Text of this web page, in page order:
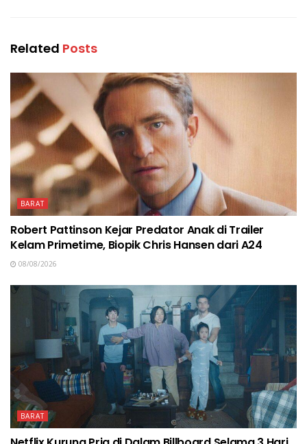
Related Posts
BARAT
Robert Pattinson Kejar Predator Anak di Trailer
Kelam Primetime, Biopik Chris Hansen dari A24
08/08/2026
BARAT